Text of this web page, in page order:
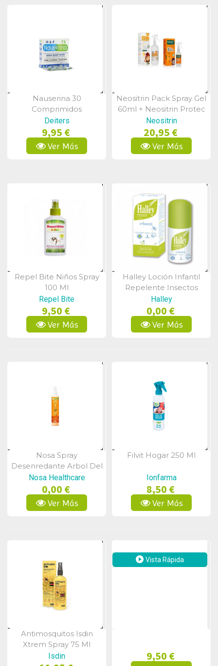
Vista Rápida
Nauserina 30
Comprimidos
Deiters
9,95 €
Ver Más
Vista Rápida
Neositrin Pack Spray Gel
60ml + Neositrin Protec
Spray 100 Ml.
Neositrin
20,95 €
Ver Más
Vista Rápida
Repel Bite Niños Spray
100 Ml
Repel Bite
9,50 €
Ver Más
Vista Rápida
Halley Loción Infantil
Repelente Insectos
100ml
Halley
0,00 €
Ver Más
Vista Rápida
Nosa Spray
Desenredante Arbol Del
Té Pomelo 250 Ml
Nosa Healthcare
0,00 €
Ver Más
Vista Rápida
Filvit Hogar 250 Ml
Ionfarma
8,50 €
Ver Más
Vista Rápida
Antimosquitos Isdin
Xtrem Spray 75 Ml
Isdin
Vista Rápida
9,50 €